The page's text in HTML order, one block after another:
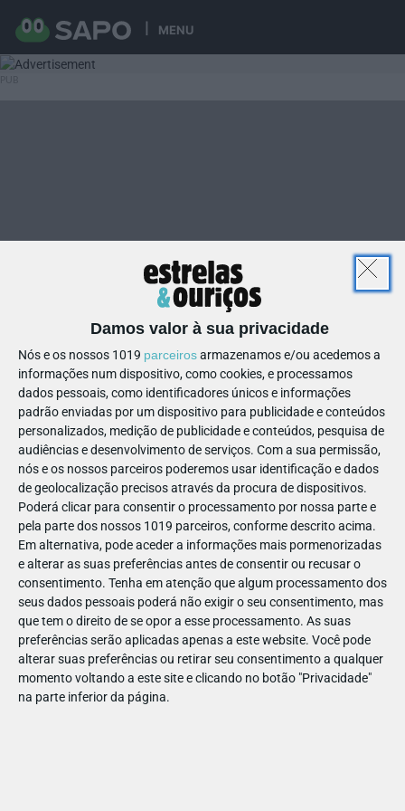
MENU
Damos valor à sua privacidade
Nós e os nossos 1019 parceirosarmazenamos e/ou acedemos a
informações num dispositivo, como cookies, e processamos
dados pessoais, como identificadores únicos e informações
padrão enviadas por um dispositivo para publicidade e conteúdos
personalizados, medição de publicidade e conteúdos, pesquisa de
audiências e desenvolvimento de serviços. Com a sua permissão,
nós e os nossos parceiros poderemos usar identificação e dados
de geolocalização precisos através da procura de dispositivos.
Poderá clicar para consentir o processamento por nossa parte e
pela parte dos nossos 1019 parceiros, conforme descrito acima.
Em alternativa, pode aceder a informações mais pormenorizadas
e alterar as suas preferências antes de consentir ou recusar o
consentimento. Tenha em atenção que algum processamento dos
seus dados pessoais poderá não exigir o seu consentimento, mas
que tem o direito de se opor a esse processamento. As suas
preferências serão aplicadas apenas a este website. Você pode
alterar suas preferências ou retirar seu consentimento a qualquer
momento voltando a este site e clicando no botão "Privacidade"
na parte inferior da página.
10
24038